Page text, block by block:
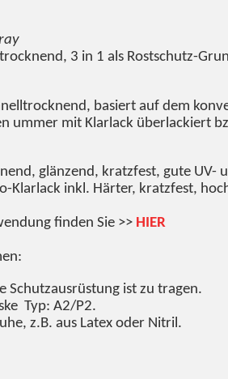
3 in 1 als Rostschutz-
basiert auf dem
ummer mit Klarlack überlackiert
glänzend, kratzfest, gute UV-
Klarlack inkl. Härter, kratzfest,
finden Sie >> HIER
Schutzausrüstung ist zu tragen.
Typ: A2/P2.
z.B. aus Latex oder Nitril.